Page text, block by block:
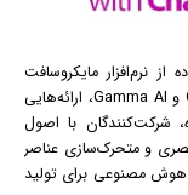
نرم‌افزار مایکروسافت
پاورپوینت و ابزارهای هوش مصنوعی مانند ChatGPT و Gamma AI، ارائه‌هایی
شرکت‌کنندگان با اصول
بصری و متحرک‌سازی عناصر
هوش مصنوعی برای تولید